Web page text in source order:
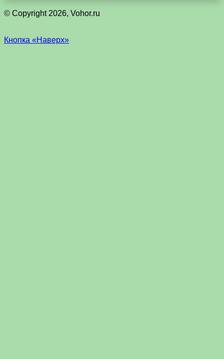
© Copyright 2026, Vohor.ru
Кнопка «Наверх»